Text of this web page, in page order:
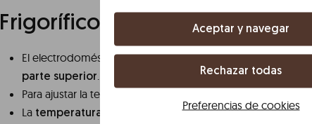
Frigorífico
El electrodoméstico combina ;
parte superior.
Para ajustar la temperatura, utiliza la
ruleta situada en el
La temperatura recomendada es 4 °Cpara una
Aceptar y navegar
Rechazar todas
Preferencias de cookies